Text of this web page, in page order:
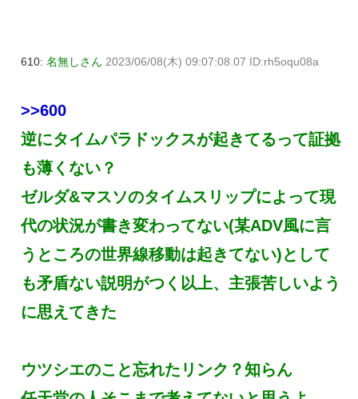
610: 名無しさん 2023/06/08(木) 09:07:08.07 ID:rh5oqu08a
>>600
逆にタイムパラドックスが起きてるって証拠
も薄くない？
ゼルダ&マスソのタイムスリップによって現
代の状況が書き変わってない(某ADV風に言
うところの世界線移動は起きてない)として
も矛盾ない説明がつく以上、主張苦しいよう
に思えてきた
ウツシエのこと忘れたリンク？知らん